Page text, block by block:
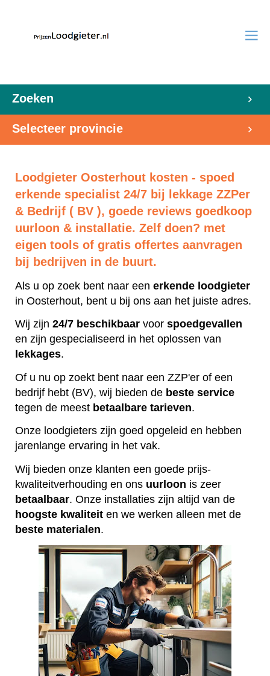
Zoeken
Selecteer provincie
Loodgieter Oosterhout kosten - spoed
erkende specialist 24/7 bij lekkage ZZPer
& Bedrijf ( BV ), goede reviews goedkoop
uurloon & installatie. Zelf doen? met
eigen tools of gratis offertes aanvragen
bij bedrijven in de buurt.
Als u op zoek bent naar een erkende loodgieter
in Oosterhout, bent u bij ons aan het juiste adres.
Wij zijn 24/7 beschikbaar voor spoedgevallen
en zijn gespecialiseerd in het oplossen van
lekkages.
Of u nu op zoekt bent naar een ZZP'er of een
bedrijf hebt (BV), wij bieden de beste service
tegen de meest betaalbare tarieven.
Onze loodgieters zijn goed opgeleid en hebben
jarenlange ervaring in het vak.
Wij bieden onze klanten een goede prijs-
kwaliteitverhouding en ons uurloon is zeer
betaalbaar. Onze installaties zijn altijd van de
hoogste kwaliteit en we werken alleen met de
beste materialen.